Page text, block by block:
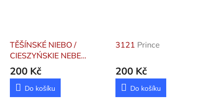
TĚŠÍNSKÉ NIEBO /
CIESZYŃSKIE NEBE
Nohavica Jaromír, Kočko
Tomáš, Putzlache
200 Kč
Do košíku
3121 Prince
200 Kč
Do košíku